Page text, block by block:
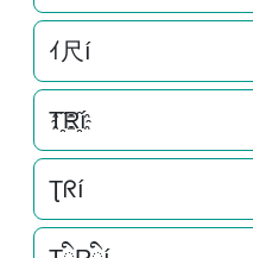
ｲ尺í
T҈R҈í
Ʈᖇí